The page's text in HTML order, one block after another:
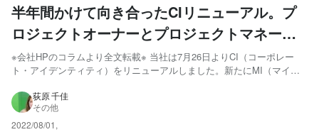
半年間かけて向き合ったCIリニューアル。プ
ロジェクトオーナーとプロジェクトマネージ
ャーが語るリニューアルの軌跡。
※会社HPのコラムより全文転載※ 当社は7月26日よりCI（コーポレー
ト・アイデンティティ）をリニューアルしました。新たにMI（マイン
VI（ビジュアル・アイデンティティ）を制定し、さらなる企業発展を
目指します。 今回、一大プロジェクトとして取り組んだ...
荻原 千佳
その他
2022/08/01 ,